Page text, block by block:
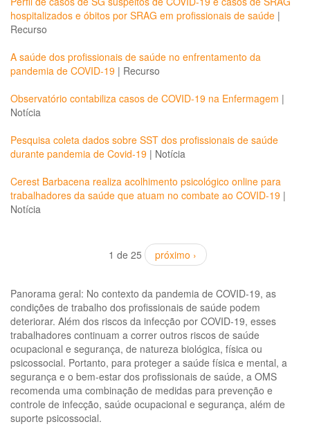
hospitalizados e óbitos por SRAG em profissionais de saúde |
Recurso
A saúde dos profissionais de saúde no enfrentamento da
pandemia de COVID-19 | Recurso
Observatório contabiliza casos de COVID-19 na Enfermagem |
Notícia
Pesquisa coleta dados sobre SST dos profissionais de saúde
durante pandemia de Covid-19 | Notícia
Cerest Barbacena realiza acolhimento psicológico online para
trabalhadores da saúde que atuam no combate ao COVID-19 |
Notícia
1 de 25 próximo ›
Panorama geral: No contexto da pandemia de COVID-19, as
condições de trabalho dos profissionais de saúde podem
deteriorar. Além dos riscos da infecção por COVID-19, esses
trabalhadores continuam a correr outros riscos de saúde
ocupacional e segurança, de natureza biológica, física ou
psicossocial. Portanto, para proteger a saúde física e mental, a
segurança e o bem-estar dos profissionais de saúde, a OMS
recomenda uma combinação de medidas para prevenção e
controle de infecção, saúde ocupacional e segurança, além de
suporte psicossocial.